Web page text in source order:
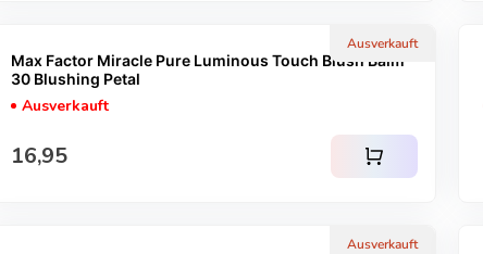
Ausverkauft
Max Factor Miracle Pure Luminous Touch Blush Balm -
30 Blushing Petal
Ausverkauft
Regulärer Preis
16,95 shopping_cart
Ausverkauft